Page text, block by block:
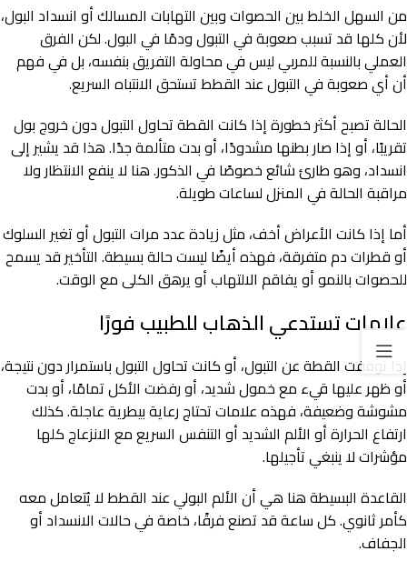
من السهل الخلط بين الحصوات وبين التهابات المسالك أو انسداد البول،
لأن كلها قد تسبب صعوبة في التبول ودمًا في البول. لكن الفرق
العملي بالنسبة للمربي ليس في محاولة التفريق بنفسه، بل في فهم
أن أي صعوبة في التبول عند القطط تستحق الانتباه السريع.
الحالة تصبح أكثر خطورة إذا كانت القطة تحاول التبول دون خروج بول
تقريبًا، أو إذا صار بطنها مشدودًا، أو بدت متألمة جدًا. هذا قد يشير إلى
انسداد، وهو طارئ شائع خصوصًا في الذكور. هنا لا ينفع الانتظار ولا
مراقبة الحالة في المنزل لساعات طويلة.
أما إذا كانت الأعراض أخف، مثل زيادة عدد مرات التبول أو تغير السلوك
أو قطرات دم متفرقة، فهذه أيضًا ليست حالة بسيطة. التأخير قد يسمح
للحصوات بالنمو أو يفاقم الالتهاب أو يرهق الكلى مع الوقت.
علامات تستدعي الذهاب للطبيب فورًا
إذا توقفت القطة عن التبول، أو كانت تحاول التبول باستمرار دون نتيجة،
أو ظهر عليها قيء مع خمول شديد، أو رفضت الأكل تمامًا، أو بدت
مشوشة وضعيفة، فهذه علامات تحتاج رعاية بيطرية عاجلة. كذلك
ارتفاع الحرارة أو الألم الشديد أو التنفس السريع مع الانزعاج كلها
مؤشرات لا ينبغي تأجيلها.
القاعدة البسيطة هنا هي أن الألم البولي عند القطط لا يُتعامل معه
كأمر ثانوي. كل ساعة قد تصنع فرقًا، خاصة في حالات الانسداد أو
الجفاف.